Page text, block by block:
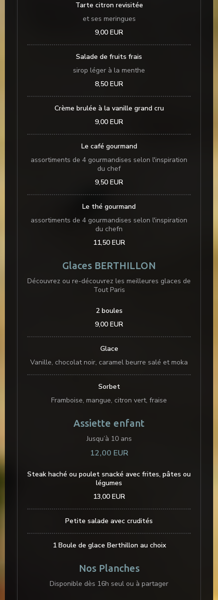
Tarte citron revisitée
et ses meringues
9,00 EUR
Salade de fruits frais
sirop léger à la menthe
8,50 EUR
Crème brulée à la vanille grand cru
9,00 EUR
Le café gourmand
assortiments de 4 gourmandises selon l'inspiration
du chef
9,50 EUR
Le thé gourmand
assortiments de 4 gourmandises selon l'inspiration
du chefn
11,50 EUR
Glaces BERTHILLON
Découvrez ou re-découvrez les meilleures glaces de
Tout Paris
2 boules
9,00 EUR
Glace
Vanille, chocolat noir, caramel beurre salé et moka
Sorbet
Framboise, mangue, citron vert, fraise
Assiette enfant
Jusqu’à 10 ans
12,00 EUR
Steak haché ou poulet snacké avec frites, pâtes ou
légumes
13,00 EUR
Petite salade avec crudités
1 Boule de glace Berthillon au choix
Nos Planches
Disponible dès 16h seul ou à partager